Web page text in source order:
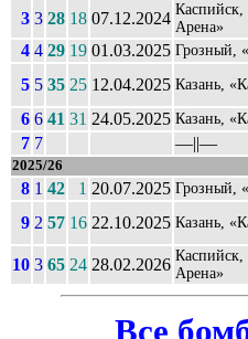
3 3 28 18 07.12.2024 Арена»
4 4 29 19 01.03.2025 Грозный,
5 5 35 25 12.04.2025 Казань,
6 6 41 31 24.05.2025 Казань,
7 7 ––||––
2025/26
8 1 42 1 20.07.2025 Грозный,
9 2 57 16 22.10.2025 Казань,
10 3 65 24 28.02.2026 Арена»
Все